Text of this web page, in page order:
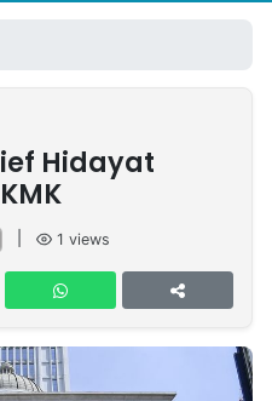
Hidayat
1 views